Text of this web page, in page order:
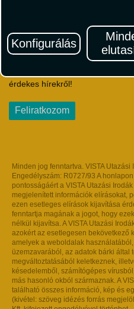
Konfigurálás
Hírlevél
Iratkozzon fel Magyarország
érdekes hírekről!
Feliratkozom
Minden jog fenntartva. VISTA
Engedélyszám: R0727/93 A
pontosságáért a VISTA Utazási
megjelenített információk elírásokat,
ezen esetleges elírások kijavítása
fenntartja magának a jogot, hogy
nélkül kijavítsa. A VISTA Utazási
azokért az esetlegesen bekövetkező
amelyek a weboldalak
üzemzavarából, az adatok bárki által
megváltoztatásából keletkeznek,
késedelemből, számítógépes
más hasonló okból származnak. A
található összes információ, kép és
(kivétel: szöveg idézés forrás